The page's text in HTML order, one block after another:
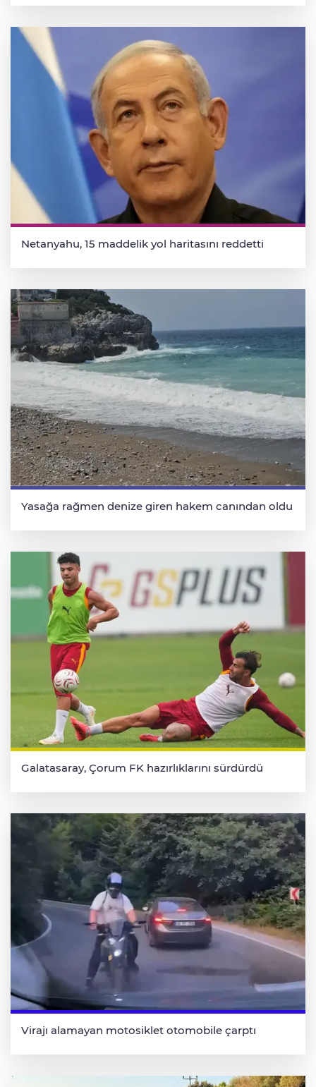
Netanyahu, 15 maddelik yol haritasını reddetti
Yasağa rağmen denize giren hakem canından oldu
Galatasaray, Çorum FK hazırlıklarını sürdürdü
Virajı alamayan motosiklet otomobile çarptı